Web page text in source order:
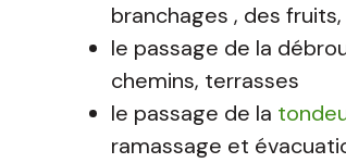
branchages , des
le passage de la
chemins, terrasses
le passage de la
ramassage et